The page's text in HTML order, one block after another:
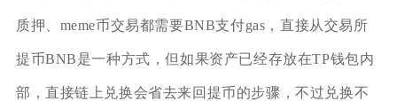
质押、meme币交易都需要BNB支付gas，直接从交易所
提币BNB是一种方式，但如果资产已经存放在TP钱包内
部，直接链上兑换会省去来回提币的步骤，不过兑换不